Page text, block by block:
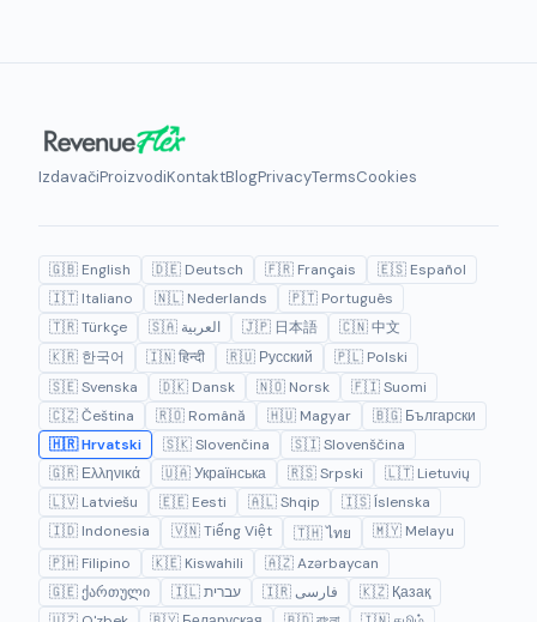
IzdavačiProizvodiKontaktBlogPrivacyTermsCookies
🇬🇧 English 🇩🇪 Deutsch 🇫🇷 Français
🇪🇸 Español
🇮🇹 Italiano
🇳🇱 Nederlands
🇵🇹 Português
🇹🇷 Türkçe
🇸🇦 العربية 🇯🇵 日本語
🇨🇳 中文
🇰🇷 한국어
🇮🇳 हिन्दी 🇷🇺 Русский
🇵🇱 Polski
🇸🇪 Svenska
🇩🇰 Dansk 🇳🇴 Norsk
🇫🇮 Suomi
🇨🇿 Čeština
🇷🇴 Română 🇭🇺 Magyar
🇧🇬 Български
🇭🇷 Hrvatski
🇸🇰 Slovenčina
🇸🇮 Slovenščina
🇬🇷 Ελληνικά
🇺🇦 Українська 🇷🇸 Srpski
🇱🇹 Lietuvių
🇱🇻 Latviešu
🇪🇪 Eesti 🇦🇱 Shqip
🇮🇸 Íslenska
🇮🇩 Indonesia
🇻🇳 Tiếng Việt 🇹🇭 ไทย
🇲🇾 Melayu
🇵🇭 Filipino
🇰🇪 Kiswahili
🇦🇿 Azərbaycan
🇬🇪 ქართული
🇮🇱 עברית 🇮🇷 فارسی
🇰🇿 Қазақ